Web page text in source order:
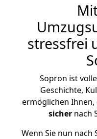
stressfrei
Sopron ist
Geschichte,
ermöglichen Ihnen,
sicher nach
Wenn Sie nun